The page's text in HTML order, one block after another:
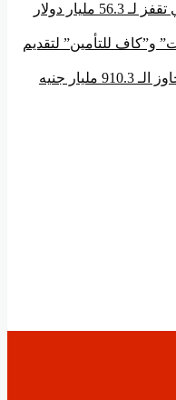
احتياطيات مصر من النقد الأجنبي تقفز لـ 56.3 مليار دولار
و”كاف للتأمين” لتقديم
ودائع العملاء ببنك QNB مصر تتجاوز الـ 910.3 مليار جنيه